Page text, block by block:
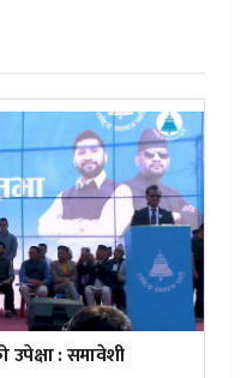
: समावेशी